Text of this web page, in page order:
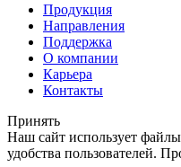
Продукция
Направления
Поддержка
О компании
Карьера
Контакты
Принять
Наш сайт использует
удобства пользователей.